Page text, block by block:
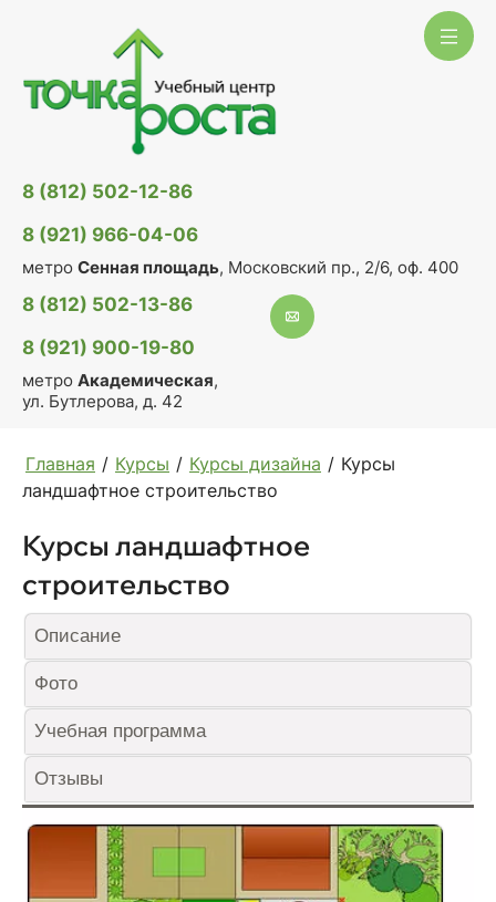
8 (812) 502-12-86
8 (921) 966-04-06
метро Сенная площадь, Московский пр., 2/6, оф. 400
8 (812) 502-13-86
8 (921) 900-19-80
метро Академическая,
ул. Бутлерова, д. 42
Главная / Курсы / Курсы дизайна / Курсы
ландшафтное строительство
Курсы ландшафтное
строительство
Описание
Фото
Учебная программа
Отзывы